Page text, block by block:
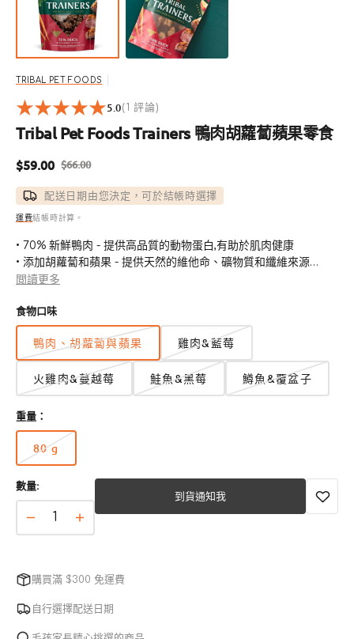
案
TRIBAL PET FOODS
5.0(1 評論)
Tribal Pet Foods Trainers 鴨肉胡蘿蔔蘋果零食
售
價
$59.00
定
價
$66.00
配送日期由您決定，可於結帳時選擇
運費結帳時計算。
• 70% 新鮮鴨肉 - 提供高品質的動物蛋白,有助於肌肉健康
• 添加胡蘿蔔和蘋果 - 提供天然的維他命、礦物質和纖維來源
• 溫和風乾保留營養 - 無需經過破壞營養的高溫加工
• 較高蛋白、較低碳水化合物 - 最佳的犬類營養素比例
• 促進整體健康 - 支持強壯肌肉、免疫力和能量
• 適用於訓練和獎勵 - 令狗狗無法抗拒的美味
• 品牌致力於優質寵物營養 - 與人類食品同等的精心製作
閲讀更多
食物口味
鴨肉、胡蘿蔔與蘋果 雞肉&藍莓
火雞肉&蔓越莓 鮭魚&黑莓 鱒魚&覆盆子
重量：
80 g
版
售
完
或
法
使
用
數量:
Tribal
Pet
Trainers
肉
胡
Tribal
Pet
Trainers
肉
胡
到貨通知我
購買滿 $300 免運費
自行選擇配送日期